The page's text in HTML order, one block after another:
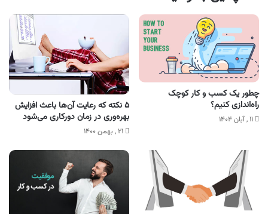
چطور یک کسب و کار کوچک
راه‌اندازی کنیم؟
۱۱ , آبان ۱۴۰۴
۵ نکته که رعایت آن‌ها باعث افزایش
بهره‌وری در زمان دورکاری می‌شود
۲۱ , بهمن ۱۴۰۰